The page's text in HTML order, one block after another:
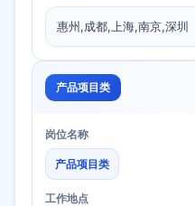
惠州,成都,上海,南京,深圳
产品项目类
岗位名称
产品项目类
工作地点